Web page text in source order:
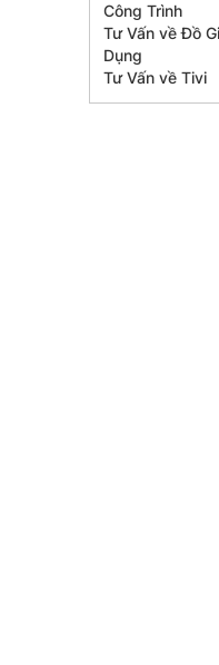
Công Trình
Tư Vấn về Đồ
Dụng
Tư Vấn về Tivi